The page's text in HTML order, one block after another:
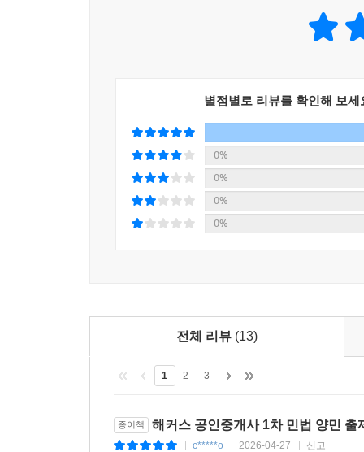
5. 3주 완성 및 자기주도 학습계획표로 효율적인 학
[동차 합격을 위한 해커스만의 추가 학습 콘텐츠 -
1. 본 교재 인강
2. 기출문제 무료 해설 특강
3. 무료 학습자료
별점별로 리뷰를 확인해 보세
0%
0%
0%
0%
전체 리뷰 (13)
1 2 3
종이책 해커스 공인중개사 1차 민법 양민 출
c*****o 2026-04-27 신고